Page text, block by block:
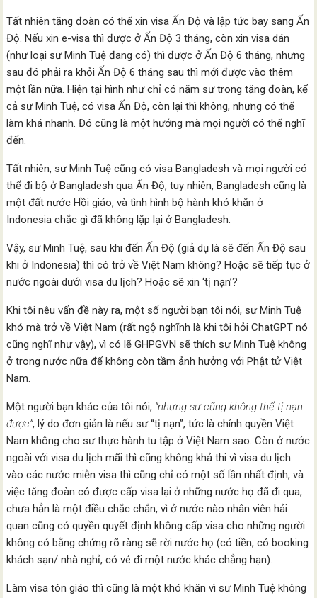
Tất nhiên tăng đoàn có thể xin visa Ấn Độ và lập tức bay sang Ấn
Độ. Nếu xin e-visa thì được ở Ấn Độ 3 tháng, còn xin visa dán
(như loại sư Minh Tuệ đang có) thì được ở Ấn Độ 6 tháng, nhưng
sau đó phải ra khỏi Ấn Độ 6 tháng sau thì mới được vào thêm
một lần nữa. Hiện tại hình như chỉ có năm sư trong tăng đoàn, kể
cả sư Minh Tuệ, có visa Ấn Độ, còn lại thì không, nhưng có thể
làm khá nhanh. Đó cũng là một hướng mà mọi người có thể nghĩ
đến.
Tất nhiên, sư Minh Tuệ cũng có visa Bangladesh và mọi người có
thể đi bộ ở Bangladesh qua Ấn Độ, tuy nhiên, Bangladesh cũng là
một đất nước Hồi giáo, và tình hình bộ hành khó khăn ở
Indonesia chắc gì đã không lặp lại ở Bangladesh.
Vậy, sư Minh Tuệ, sau khi đến Ấn Độ (giả dụ là sẽ đến Ấn Độ sau
khi ở Indonesia) thì có trở về Việt Nam không? Hoặc sẽ tiếp tục ở
nước ngoài dưới visa du lịch? Hoặc sẽ xin ‘tị nạn’?
Khi tôi nêu vấn đề này ra, một số người bạn tôi nói, sư Minh Tuệ
khó mà trở về Việt Nam (rất ngộ nghĩnh là khi tôi hỏi ChatGPT nó
cũng nghĩ như vậy), vì có lẽ GHPGVN sẽ thích sư Minh Tuệ không
ở trong nước nữa để không còn tầm ảnh hưởng với Phật tử Việt
Nam.
Một người bạn khác của tôi nói, “nhưng sư cũng không thể tị nạn
được”, lý do đơn giản là nếu sư “tị nạn”, tức là chính quyền Việt
Nam không cho sư thực hành tu tập ở Việt Nam sao. Còn ở nước
ngoài với visa du lịch mãi thì cũng không khả thi vì visa du lịch
vào các nước miễn visa thì cũng chỉ có một số lần nhất định, và
việc tăng đoàn có được cấp visa lại ở những nước họ đã đi qua,
chưa hẳn là một điều chắc chắn, vì ở nước nào nhân viên hải
quan cũng có quyền quyết định không cấp visa cho những người
không có bằng chứng rõ ràng sẽ rời nước họ (có tiền, có booking
khách sạn/ nhà nghỉ, có vé đi một nước khác chẳng hạn).
Làm visa tôn giáo thì cũng là một khó khăn vì sư Minh Tuệ không